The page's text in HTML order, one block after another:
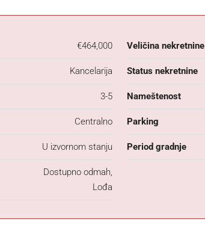
€464,000 Veličina nekretnine
Kancelarija Status nekretnine
3-5 Nameštenost
Centralno Parking
U izvornom stanju Period gradnje
Dostupno odmah,
Lođa